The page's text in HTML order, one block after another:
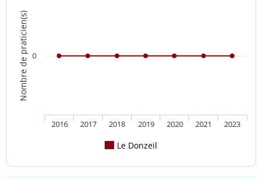
Nombre de praticien(s)
Le Donzeil
2016 2017 2018 2019 2020 2021 2023
0